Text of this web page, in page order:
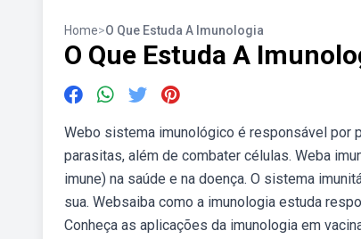
Home>O Que Estuda A Imunologia
O Que Estuda A
Webo sistema imunológico é responsável por
parasitas, além de combater células. Weba
imune) na saúde e na doença. O sistema
sua. Websaiba como a imunologia estuda
Conheça as aplicações da imunologia em